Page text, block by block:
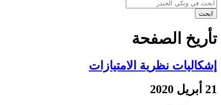
ابحث
تأريخ الصفحة
إشكاليات نظرية الامتيازات
21 أبريل 2020